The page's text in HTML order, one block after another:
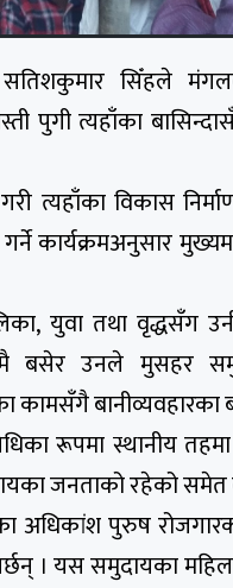
सिँहले
पुगी त्यहाँका
विकास निर्माण,
कार्यक्रमअनुसार
युवा तथा वृद्धसँग
बसेर उनले मुसहर
बानीव्यवहारका
रूपमा स्थानीय
जनताको रहेको समेत
अधिकांश पुरुष
। यस समुदायका